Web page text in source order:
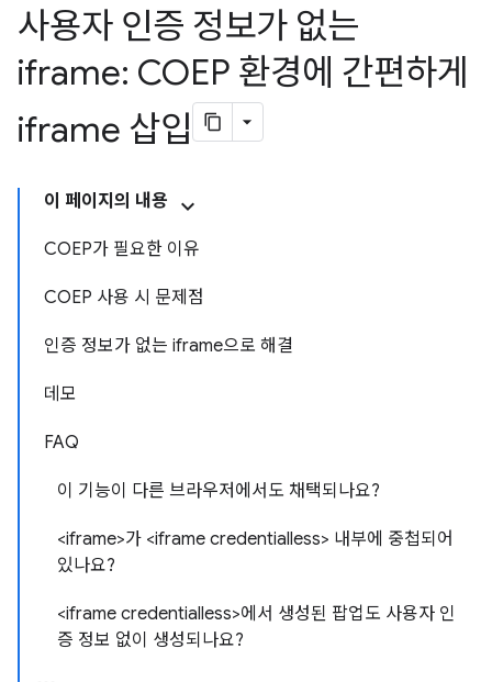
사용자 인증 정보가 없는
iframe: COEP 환경에 간편하게
iframe 삽입
이 페이지의 내용
COEP가 필요한 이유
COEP 사용 시 문제점
인증 정보가 없는 iframe으로 해결
데모
FAQ
이 기능이 다른 브라우저에서도 채택되나요?
<iframe>가 <iframe credentialless> 내부에 중첩되어
있나요?
<iframe credentialless>에서 생성된 팝업도 사용자 인
증 정보 없이 생성되나요?